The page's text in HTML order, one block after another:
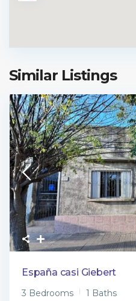
Similar Listings
España casi Giebert
3 Bedrooms 1 Baths